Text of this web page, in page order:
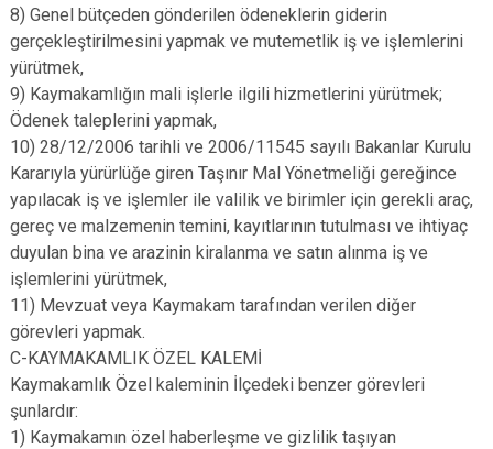
8) Genel bütçeden gönderilen ödeneklerin giderin
gerçekleştirilmesini yapmak ve mutemetlik iş ve işlemlerini
yürütmek,
9) Kaymakamlığın mali işlerle ilgili hizmetlerini yürütmek;
Ödenek taleplerini yapmak,
10) 28/12/2006 tarihli ve 2006/11545 sayılı Bakanlar Kurulu
Kararıyla yürürlüğe giren Taşınır Mal Yönetmeliği gereğince
yapılacak iş ve işlemler ile valilik ve birimler için gerekli araç,
gereç ve malzemenin temini, kayıtlarının tutulması ve ihtiyaç
duyulan bina ve arazinin kiralanma ve satın alınma iş ve
işlemlerini yürütmek,
11) Mevzuat veya Kaymakam tarafından verilen diğer
görevleri yapmak.
C-KAYMAKAMLIK ÖZEL KALEMİ
Kaymakamlık Özel kaleminin İlçedeki benzer görevleri
şunlardır:
1) Kaymakamın özel haberleşme ve gizlilik taşıyan